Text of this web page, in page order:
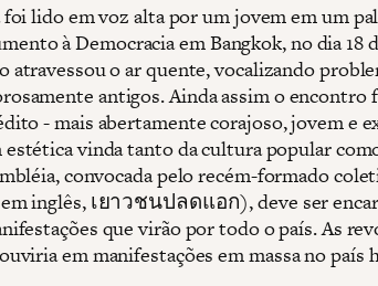
foi lido em voz alta por um jovem em um
à Democracia em Bangkok, no dia 18
atravessou o ar quente, vocalizando
antigos. Ainda assim o encontro
- mais abertamente corajoso, jovem e
estética vinda tanto da cultura popular
convocada pelo recém-formado
inglês, เยาวชนปลดแอก), deve ser
que virão por todo o país. As
em manifestações em massa no país